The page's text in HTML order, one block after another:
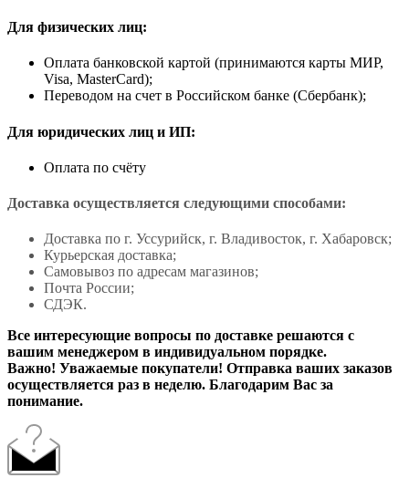
Для физических лиц:
Оплата банковской картой (принимаются карты МИР,
Visa, MasterCard);
Переводом на счет в Российском банке (Сбербанк);
Для юридических лиц и ИП:
Оплата по счёту
Доставка осуществляется следующими способами:
Доставка по г. Уссурийск, г. Владивосток, г. Хабаровск;
Курьерская доставка;
Самовывоз по адресам магазинов;
Почта России;
СДЭК.
Все интересующие вопросы по доставке решаются с
вашим менеджером в индивидуальном порядке.
Важно! Уважаемые покупатели! Отправка ваших заказов
осуществляется раз в неделю. Благодарим Вас за
понимание.